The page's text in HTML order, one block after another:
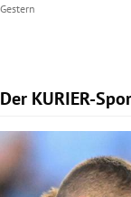
Gestern
Der KURIER-
Slide 1 von 5